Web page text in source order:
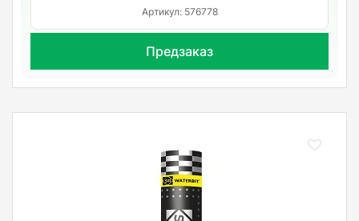
Артикул: 576778
Предзаказ